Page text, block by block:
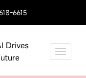
6615
Toggle
Drives